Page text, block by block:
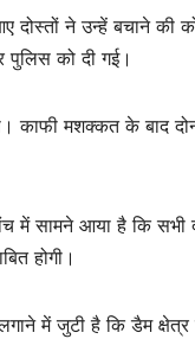
ने उन्हें बचाने की
को दी गई।
काफी मशक्कत के बाद
में सामने आया है कि सभी
होगी।
में जुटी है कि डैम क्षेत्र